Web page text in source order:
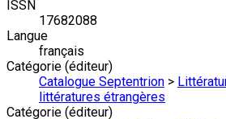
ISSN
17682088
Langue
français
Catégorie (éditeur)
Catalogue Septentrion >
littératures étrangères
Catégorie (éditeur)